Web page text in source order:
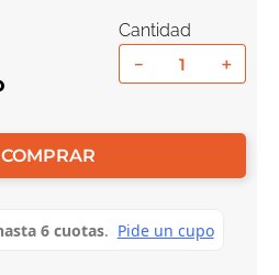
Cantidad
＋
－
COMPRAR